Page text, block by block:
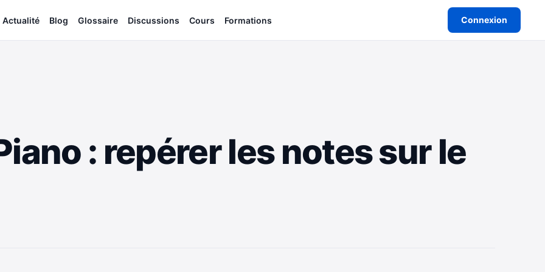
Actualité Blog Glossaire Discussions Cours Formations Connexion
: repérer les notes sur le